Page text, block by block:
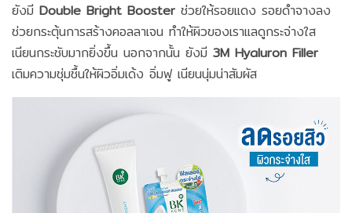
ยังมี Double Bright Booster ช่วยให้รอยแดง รอยดำจางลง
ช่วยกระตุ้นการสร้างคอลลาเจน ทำให้ผิวของเราแลดูกระจ่างใส
เนียนกระชับมากยิ่งขึ้น นอกจากนั้น ยังมี 3M Hyaluron Filler
เติมความชุ่มชื้นให้ผิวอิ่มเด้ง อิ่มฟู เนียนนุ่มน่าสัมผัส